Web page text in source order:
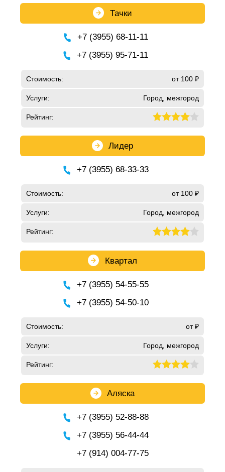
Тачки
+7 (3955) 68-11-11
+7 (3955) 95-71-11
Стоимость: от 100 ₽
Услуги: Город, межгород
Рейтинг:
Лидер
+7 (3955) 68-33-33
Стоимость: от 100 ₽
Услуги: Город, межгород
Рейтинг:
Квартал
+7 (3955) 54-55-55
+7 (3955) 54-50-10
Стоимость: от ₽
Услуги: Город, межгород
Рейтинг:
Аляска
+7 (3955) 52-88-88
+7 (3955) 56-44-44
+7 (914) 004-77-75